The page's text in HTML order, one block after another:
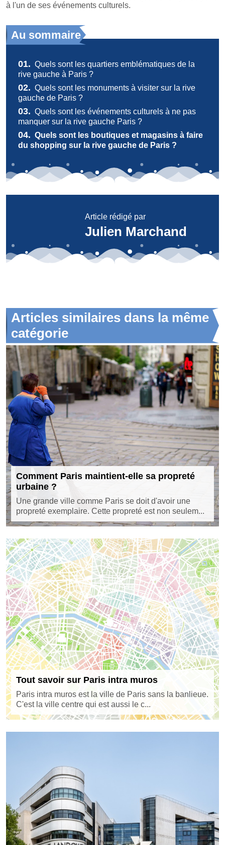
à l'un de ses événements culturels.
Au sommaire
01. Quels sont les quartiers emblématiques de la
rive gauche à Paris ?
02. Quels sont les monuments à visiter sur la rive
gauche de Paris ?
03. Quels sont les événements culturels à ne pas
manquer sur la rive gauche Paris ?
04. Quels sont les boutiques et magasins à faire
du shopping sur la rive gauche de Paris ?
Article rédigé par
Julien Marchand
Articles similaires dans la même
catégorie
Comment Paris maintient-elle sa propreté
urbaine ?
Une grande ville comme Paris se doit d'avoir une
propreté exemplaire. Cette propreté est non seulem...
Tout savoir sur Paris intra muros
Paris intra muros est la ville de Paris sans la banlieue.
C'est la ville centre qui est aussi le c...